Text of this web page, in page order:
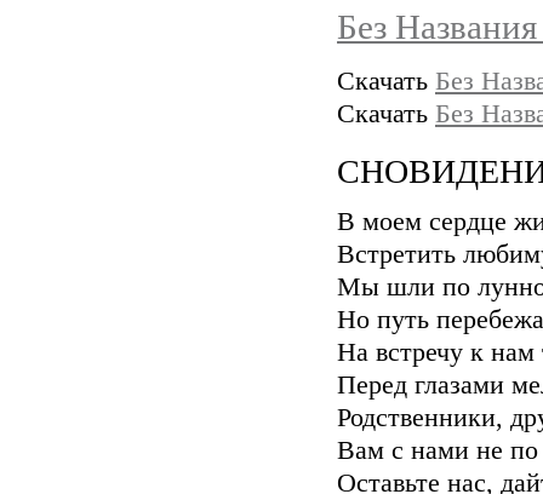
Без
Скачать Без
Скачать Без
В моем сердце
Встретить
Мы шли по
Но путь
На встречу к
Перед глазами
Родственники,
Вам с нами не по
Оставьте нас,